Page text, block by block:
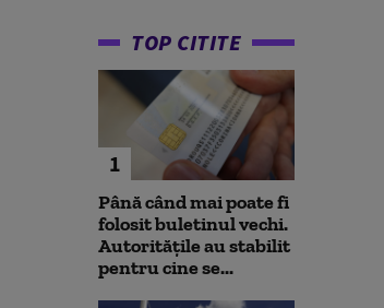
TOP CITITE
1
Până când mai poate fi
folosit buletinul vechi.
Autoritățile au stabilit
pentru cine se...